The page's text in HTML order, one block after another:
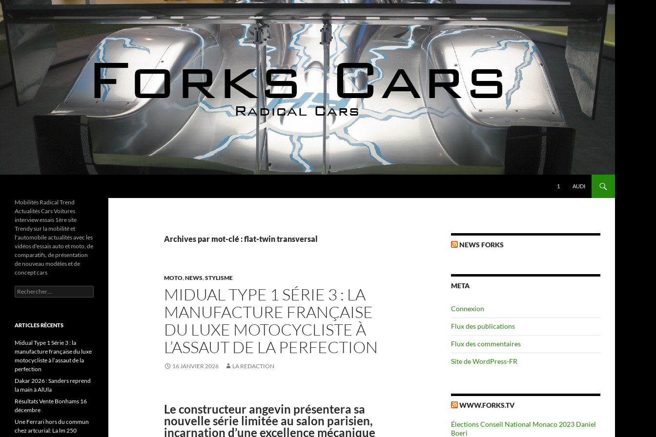
Aller
au
1 AUDI
Archives par mot-clé : flat-twin transversal
MOTO,NEWS,STYLISME
MIDUAL TYPE 1 SÉRIE 3 : LA
MANUFACTURE FRANÇAISE
DU LUXE MOTOCYCLISTE À
L’ASSAUT DE LA PERFECTION
16 JANVIER 2026 LA REDACTION
Le constructeur angevin présentera sa
nouvelle série limitée au salon parisien,
incarnation d’une excellence mécanique
NEWS FORKS
META
Connexion
Flux des publications
Flux des commentaires
Site de WordPress-FR
WWW.FORKS.TV
Élections Conseil National Monaco 2023 Daniel
Boeri
Mobilités Radical Trend
Actualités Cars Voitures
interview essais 1ère site
Trendy sur la mobilité et
l'automobile actualités avec les
vidéos d'essais auto et moto, de
comparatifs, de présentation
de nouveau modèles et de
concept cars
Rechercher :
ARTICLES RÉCENTS
Midual Type 1 Série 3 : la
manufacture française du luxe
motocycliste à l’assaut de la
perfection
Dakar 2026 : Sanders reprend
la main à AlUla
Résultats Vente Bonhams 16
décembre
Une Ferrari hors du commun
chez artcurial: La lm 250